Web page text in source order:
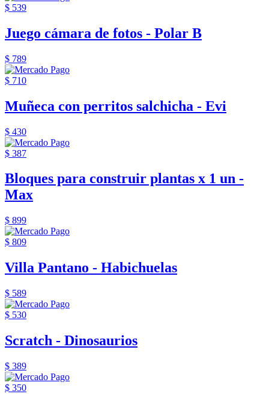
$ 539
Juego cámara de fotos - Polar B
$ 789
$ 710
Muñeca con perritos salchicha - Evi
$ 430
$ 387
Bloques para construir plantas x 1 un -
Max
$ 899
$ 809
Villa Pantano - Habichuelas
$ 589
$ 530
Scratch - Dinosaurios
$ 389
$ 350